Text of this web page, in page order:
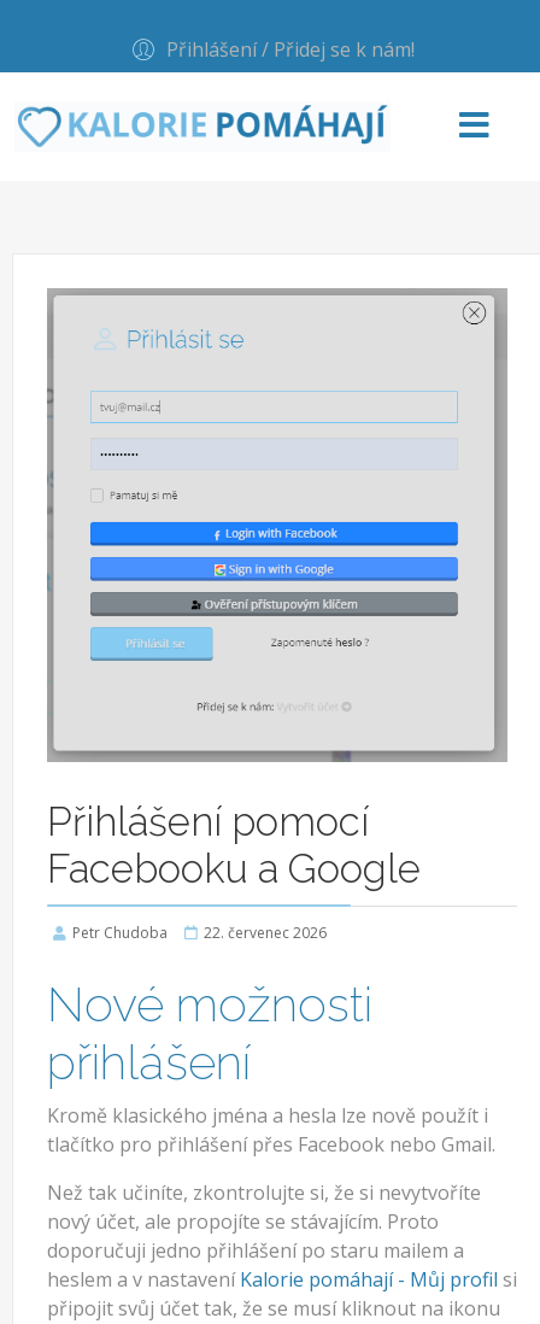
Přihlášení / Přidej se k nám!
Přihlášení pomocí
Facebooku a Google
Petr Chudoba 22. červenec 2026
Nové možnosti
přihlášení
Kromě klasického jména a hesla lze nově použít i
tlačítko pro přihlášení přes Facebook nebo Gmail.
Než tak učiníte, zkontrolujte si, že si nevytvoříte
nový účet, ale propojíte se stávajícím. Proto
doporučuji jedno přihlášení po staru mailem a
heslem a v nastaveníKalorie pomáhají - Můj profil si
připojit svůj účet tak, že se musí kliknout na ikonu